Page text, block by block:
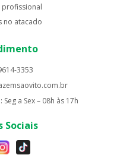
profissional
no atacado
3353
a Sex – 08h às 17h
Sociais